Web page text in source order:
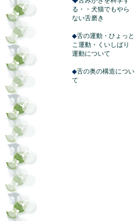
る・・犬猫でもやら
ない舌磨き
◆舌の運動・ひょっと
こ運動・くいしばり
運動について
◆舌の奥の構造につい
て